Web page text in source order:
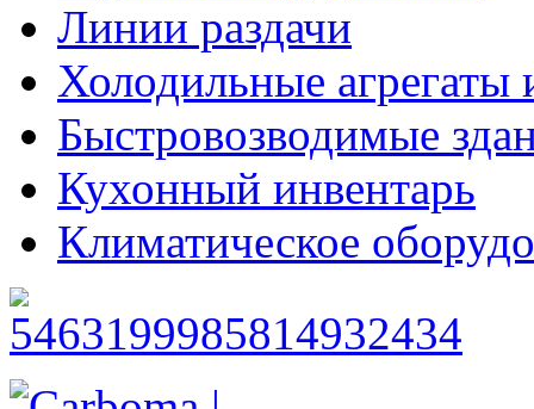
Линии раздачи
Холодильные агрегаты
Быстровозводимые
Кухонный инвентарь
Климатическое